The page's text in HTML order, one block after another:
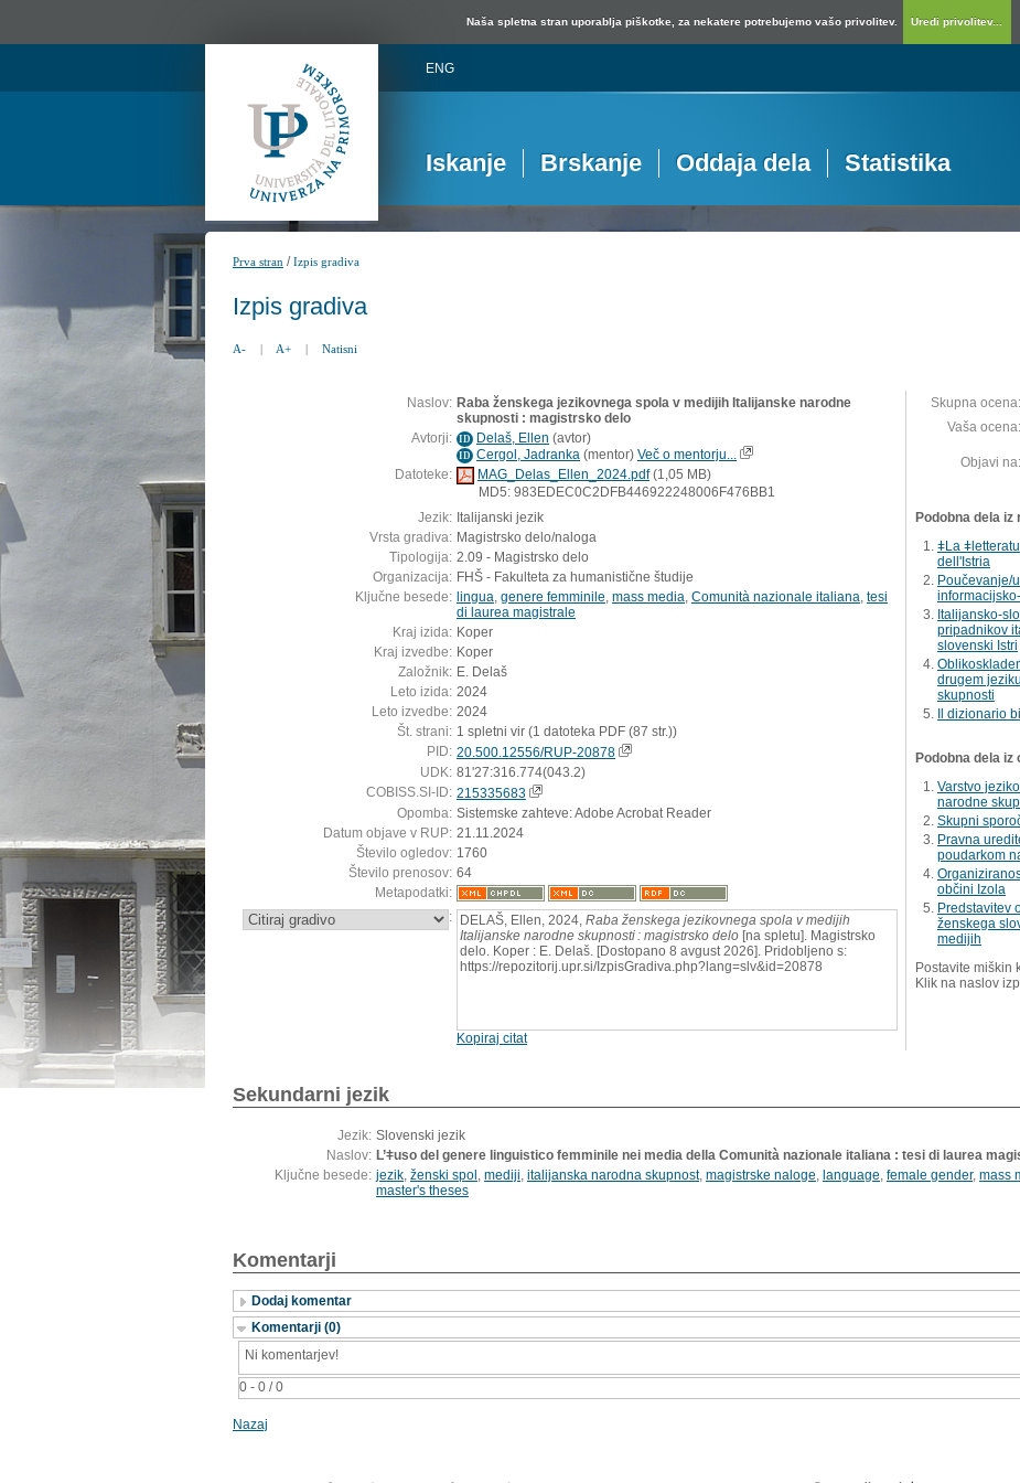
Naša spletna stran uporablja piškotke, za nekatere potrebujemo vašo privolitev. Uredi privolitev...
ENG
Iskanje Brskanje Oddaja dela Statistika
Prva stran /Izpis gradiva
Izpis gradiva
A- | A+ | Natisni
Naslov: Raba ženskega jezikovnega spola v medijih Italijanske narodne
skupnosti : magistrsko delo
Avtorji: ID Delaš, Ellen (avtor)
ID Cergol, Jadranka (mentor) Več o mentorju...
Datoteke:
MAG_Delas_Ellen_2024.pdf(1,05 MB)
MD5: 983EDEC0C2DFB446922248006F476BB1
Jezik: Italijanski jezik
Vrsta gradiva: Magistrsko delo/naloga
Tipologija: 2.09 - Magistrsko delo
Organizacija: FHŠ - Fakulteta za humanistične študije
Ključne besede: lingua genere femminile mass media Comunità nazionale italiana tesi
di laurea magistrale
Kraj izida: Koper
Kraj izvedbe: Koper
Založnik: E. Delaš
Leto izida: 2024
Leto izvedbe: 2024
Št. strani: 1 spletni vir (1 datoteka PDF (87 str.))
PID: 20.500.12556/RUP-20878
UDK: 81'27:316.774(043.2)
COBISS.SI-ID: 215335683
Opomba: Sistemske zahteve: Adobe Acrobat Reader
Datum objave v RUP: 21.11.2024
Število ogledov: 1760
Število prenosov: 64
Metapodatki:
: DELAŠ, Ellen, 2024, Raba ženskega jezikovnega spola v medijih
Italijanske narodne skupnosti : magistrsko delo [na spletu]. Magistrsko
delo. Koper : E. Delaš. [Dostopano 8 avgust 2026]. Pridobljeno s:
https://repozitorij.upr.si/IzpisGradiva.php?lang=slv&id=20878
Kopiraj citat
Skupna ocena:
Vaša ocena:
Objavi na:
Podobna dela iz
ǂLa
dell'Istria
Poučevanje/
Italijansko-
pripadnikov
slovenski Istri
drugem
skupnosti
Il dizionario
Podobna dela
Varstvo
narodne
Skupni
Pravna
poudarkom
občini Izola
Predstavitev
ženskega
medijih
Postavite miškin
Klik na naslov
Sekundarni jezik
Jezik: Slovenski jezik
Naslov: L’ǂuso del genere linguistico femminile nei media della Comunità nazionale italiana : tesi di laurea
Ključne besede: jezik, ženski spol , mediji, italijanska narodna skupnost, magistrske naloge, language, female gender, mass
master's theses
Komentarji
Dodaj komentar
Komentarji (0)
0 - 0 / 0
Ni komentarjev!
Nazaj